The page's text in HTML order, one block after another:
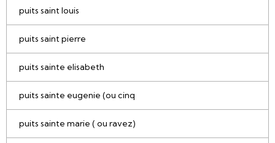
puits saint louis
puits saint pierre
puits sainte elisabeth
puits sainte eugenie (ou cinq
puits sainte marie ( ou ravez)